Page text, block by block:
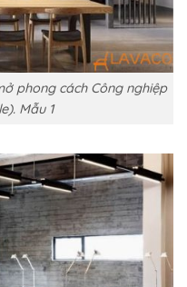
phong cách Công nghiệp
Mẫu 1